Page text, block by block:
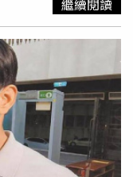
責的理念，齊心協
好未來。王俊力表
「強力查賄」及
賄部分，自今年5
行政區所屬的警察分
察機關落實法務部
署及臺灣高等檢察
本署採取實體與數
座談、里民座談等
繼續閱讀